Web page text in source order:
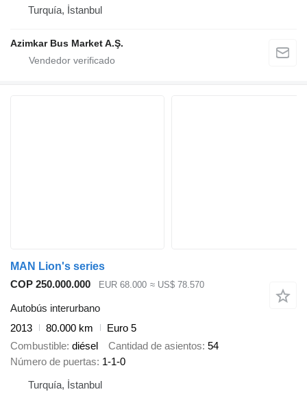
Turquía, İstanbul
Azimkar Bus Market A.Ş.
MAN Lion's series
COP 250.000.000
EUR 68.000 ≈ US$ 78.570
Autobús interurbano
2013
80.000 km
Euro 5
Combustible diésel Cantidad de asientos 54
Número de puertas 1-1-0
Turquía, İstanbul